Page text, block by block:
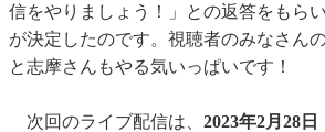
信をやりましょう！」との返答をもらい
が決定したのです。視聴者のみなさん
と志摩さんもやる気いっぱいです！
次回のライブ配信は、 2023年2月28